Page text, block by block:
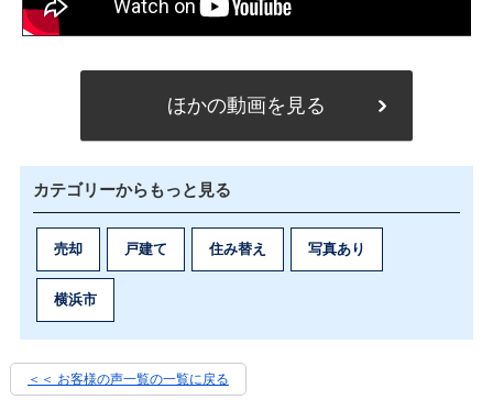
ほかの動画を見る
カテゴリーからもっと見る
売却 戸建て 住み替え 写真あり
横浜市
＜＜ お客様の声一覧の一覧に戻る